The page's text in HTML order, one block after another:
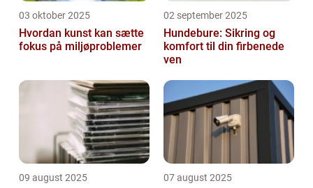
03 oktober 2025
Hvordan kunst kan sætte
fokus på miljøproblemer
02 september 2025
Hundebure: Sikring og
komfort til din firbenede
ven
09 august 2025 07 august 2025